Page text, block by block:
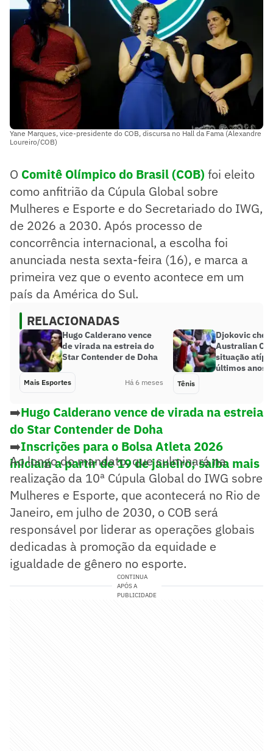
Yane Marques, vice-presidente do COB, discursa no Hall da Fama (Alexandre
Loureiro/COB)
O Comitê Olímpico do Brasil (COB) foi eleito
como anfitrião da Cúpula Global sobre
Mulheres e Esporte e do Secretariado do IWG,
de 2026 a 2030. Após processo de
concorrência internacional, a escolha foi
anunciada nesta sexta-feira (16), e marca a
primeira vez que o evento acontece em um
país da América do Sul.
RELACIONADAS
Hugo Calderano vence
de virada na estreia do
Star Contender de Doha
Mais Esportes Há 6 meses
Djokovic
Australian
situação
últimos anos
Tênis
➡️Hugo Calderano vence de virada na estreia
do Star Contender de Doha
➡️Inscrições para o Bolsa Atleta 2026
iniciam a partir de 19 de janeiro; saiba mais
Ao longo do mandato, que culminará na
realização da 10ª Cúpula Global do IWG sobre
Mulheres e Esporte, que acontecerá no Rio de
Janeiro, em julho de 2030, o COB será
responsável por liderar as operações globais
dedicadas à promoção da equidade e
igualdade de gênero no esporte.
CONTINUA
APÓS A
PUBLICIDADE